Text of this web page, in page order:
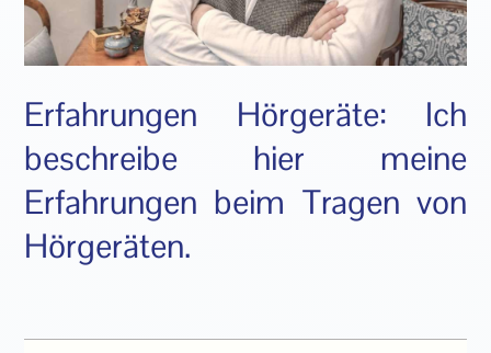
Erfahrungen Hörgeräte: Ich
beschreibe hier meine
Erfahrungen beim Tragen von
Hörgeräten.